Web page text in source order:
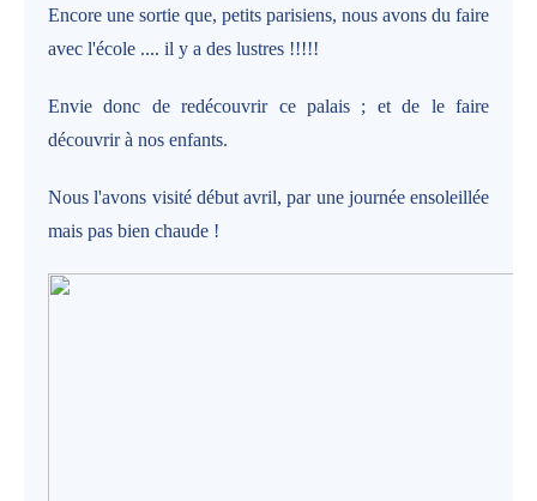
Encore une sortie que, petits parisiens, nous avons du faire
avec l'école .... il y a des lustres !!!!!
Envie donc de redécouvrir ce palais ; et de le faire
découvrir à nos enfants.
Nous l'avons visité début avril, par une journée ensoleillée
mais pas bien chaude !